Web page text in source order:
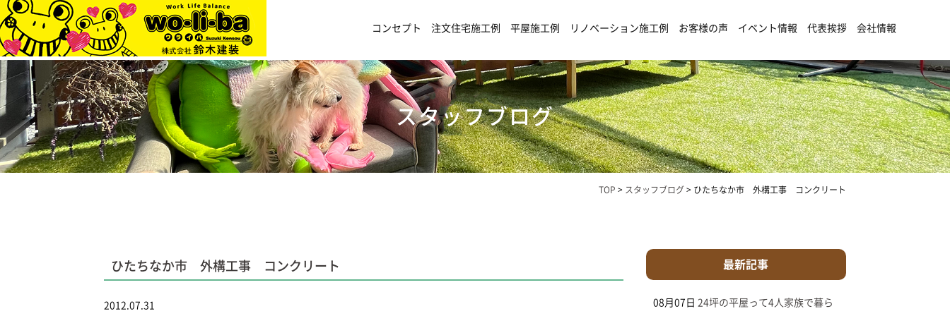
コンセプト 注文住宅施工例 平屋施工例 リノベーション施工例 お客様の声 イベント情報 代表挨拶 会社情報
スタッフブログ
TOP > スタッフブログ > ひたちなか市 外構工事 コンクリート
ひたちなか市 外構工事 コンクリート
2012.07.31
最新記事
08月07日 24坪の平屋って4人家族で暮ら